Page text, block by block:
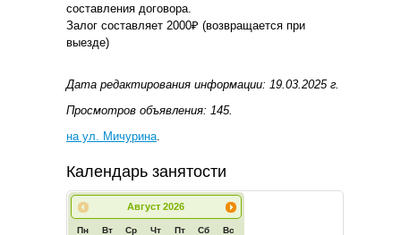
составления договора.
Залог составляет 2000₽ (возвращается при
выезде)
Дата редактирования информации: 19.03.2025 г.
Просмотров объявления: 145.
на ул. Мичурина
Календарь занятости
Август 2026
Пн Вт Ср Чт Пт Сб Вс